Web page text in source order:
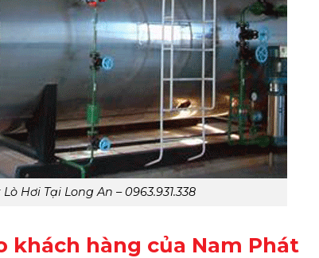
Hơi Tại Long An – 0963.931.338
khách hàng của Nam Phát